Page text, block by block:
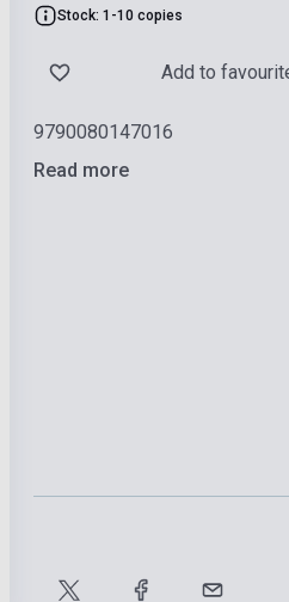
Stock: 1-10 copies
Add to
9790080147016
Read more